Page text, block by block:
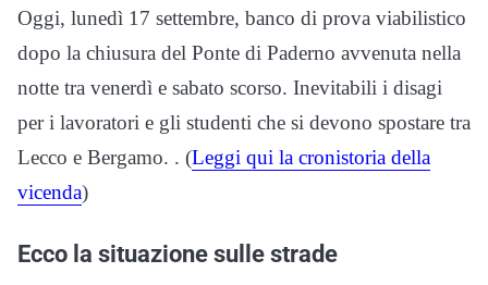
Oggi, lunedì 17 settembre, banco di prova viabilistico
dopo la chiusura del Ponte di Paderno avvenuta nella
notte tra venerdì e sabato scorso. Inevitabili i disagi
per i lavoratori e gli studenti che si devono spostare tra
Lecco e Bergamo. . (Leggi qui la cronistoria della
vicenda)
Ecco la situazione sulle strade